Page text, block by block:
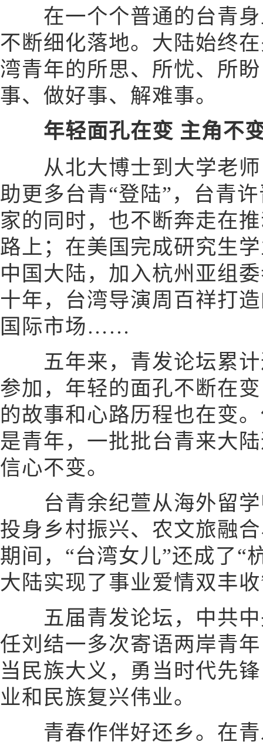
在一个个普通的台青身
不断细化落地。大陆始终
湾青年的所思、所忧、所
事、做好事、解难事。
年轻面孔在变 主角不
从北大博士到大学老师
助更多台青“登陆”，台青
家的同时，也不断奔走在
路上；在美国完成研究生
中国大陆，加入杭州亚组
十年，台湾导演周百祥打
国际市场……
五年来，青发论坛累计
参加，年轻的面孔不断在
的故事和心路历程也在变
是青年，一批批台青来大
信心不变。
台青余纪萱从海外留学
投身乡村振兴、农文旅融
期间，“台湾女儿”还成了“
大陆实现了事业爱情双丰
五届青发论坛，中共中
任刘结一多次寄语两岸青
当民族大义，勇当时代先
业和民族复兴伟业。
青春作伴好还乡。在青